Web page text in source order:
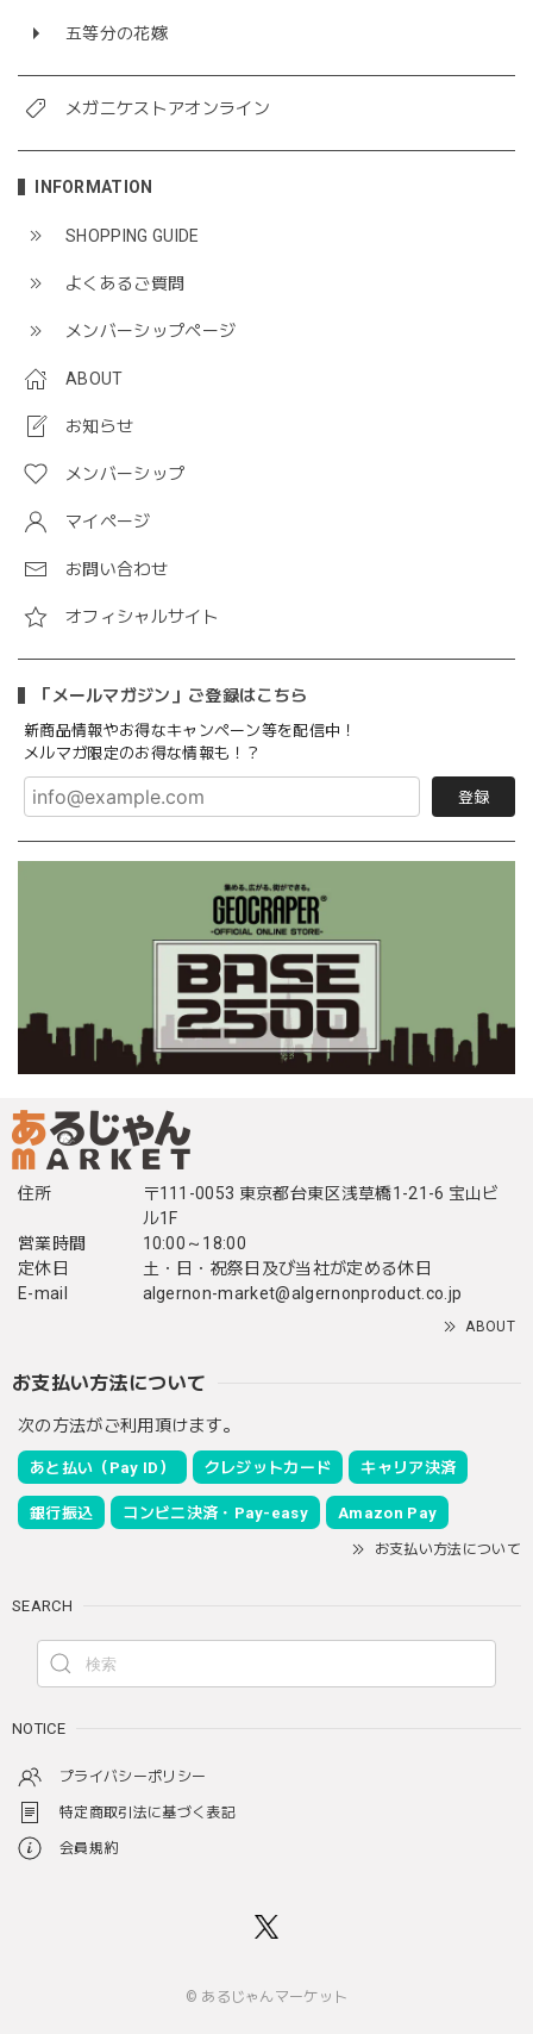
五等分の花嫁
メガニケストアオンライン
INFORMATION
SHOPPING GUIDE
よくあるご質問
メンバーシップページ
ABOUT
お知らせ
メンバーシップ
マイページ
お問い合わせ
オフィシャルサイト
「メールマガジン」ご登録はこちら
新商品情報やお得なキャンペーン等を配信中！
メルマガ限定のお得な情報も！？
登録
住所
〒111-0053 東京都台東区浅草橋1-21-6 宝山ビ
ル1F
営業時間
10:00～18:00
定休日
土・日・祝祭日及び当社が定める休日
E-mail
algernon-market@algernonproduct.co.jp
ABOUT
お支払い方法について
次の方法がご利用頂けます。
あと払い（Pay ID） クレジットカード キャリア決済
銀行振込 コンビニ決済・Pay-easy Amazon Pay
お支払い方法について
SEARCH
NOTICE
プライバシーポリシー
特定商取引法に基づく表記
会員規約
© あるじゃんマーケット